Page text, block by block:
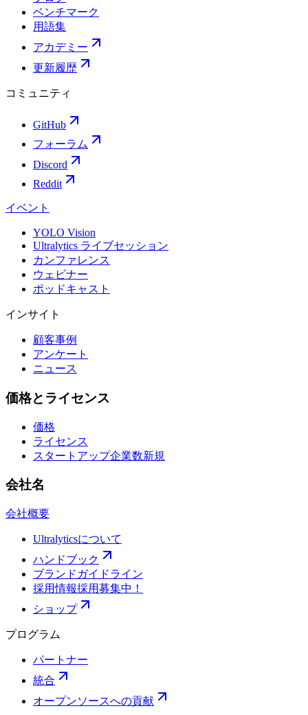
ベンチマーク
用語集
アカデミー
更新履歴
コミュニティ
GitHub
フォーラム
Discord
Reddit
イベント
YOLO Vision
Ultralytics ライブセッション
カンファレンス
ウェビナー
ポッドキャスト
インサイト
顧客事例
アンケート
ニュース
価格とライセンス
価格
ライセンス
スタートアップ企業数新規
会社名
会社概要
Ultralyticsについて
ハンドブック
ブランドガイドライン
採用情報採用募集中！
ショップ
プログラム
パートナー
統合
オープンソースへの貢献